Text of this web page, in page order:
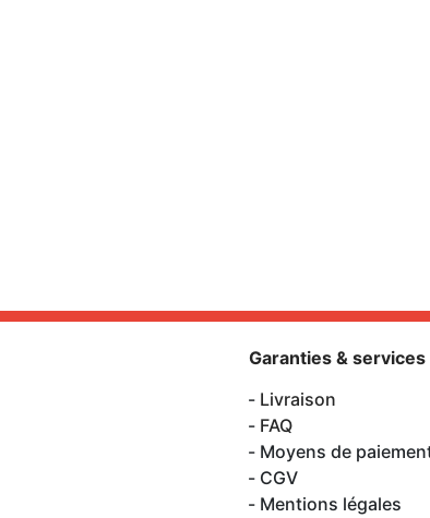
Garanties & services
Livraison
FAQ
Moyens de
CGV
Mentions légales